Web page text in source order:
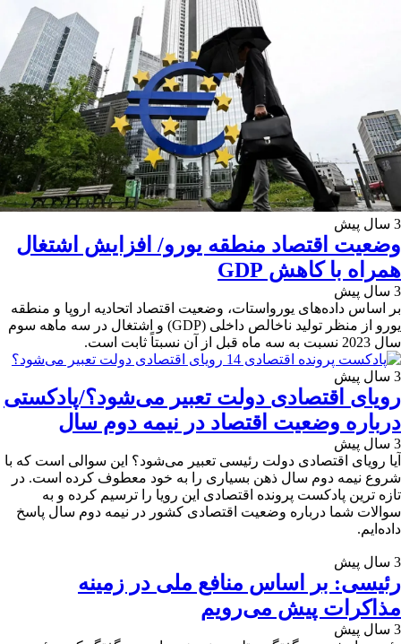
3 سال پیش
وضعیت اقتصاد منطقه یورو/ افزایش اشتغال
همراه با کاهش GDP
3 سال پیش
بر اساس داده‌های یورواستات، وضعیت اقتصاد اتحادیه اروپا و منطقه
یورو از منظر تولید ناخالص داخلی (GDP) و اشتغال در سه ماهه سوم
سال 2023 نسبت به سه ماه قبل از آن نسبتاً ثابت است.
3 سال پیش
رویای اقتصادی دولت تعبیر می‌شود؟/پادکستی
درباره وضعیت اقتصاد در نیمه دوم سال
3 سال پیش
آیا رویای اقتصادی دولت رئیسی تعبیر می‌شود؟ این سوالی است که با
شروع نیمه دوم سال ذهن بسیاری را به خود معطوف کرده است. در
تازه ترین پادکست پرونده اقتصادی این رویا را ترسیم کرده و به
سوالات شما درباره وضعیت اقتصادی کشور در نیمه دوم سال پاسخ
داده‌ایم.
3 سال پیش
رئیسی: بر اساس منافع ملی در زمینه
مذاکرات پیش می‌رویم
3 سال پیش